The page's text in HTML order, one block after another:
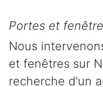
Portes et
Nous
et fenêtres sur
recherche d'un